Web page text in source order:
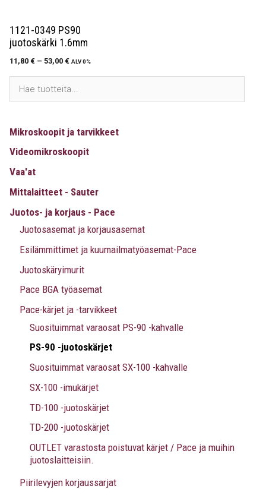
1121-0349 PS90
juotoskärki 1.6mm
11,80 € – 53,00 € ALV 0%
Mikroskoopit ja tarvikkeet
Videomikroskoopit
Vaa'at
Mittalaitteet - Sauter
Juotos- ja korjaus - Pace
Juotosasemat ja korjausasemat
Esilämmittimet ja kuumailmatyöasemat-Pace
Juotoskäryimurit
Pace BGA työasemat
Pace-kärjet ja -tarvikkeet
Suosituimmat varaosat PS-90 -kahvalle
PS-90 -juotoskärjet
Suosituimmat varaosat SX-100 -kahvalle
SX-100 -imukärjet
TD-100 -juotoskärjet
TD-200 -juotoskärjet
OUTLET varastosta poistuvat kärjet / Pace ja muihin
juotoslaitteisiin.
Piirilevyjen korjaussarjat